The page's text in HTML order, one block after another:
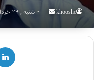
khooshe
Send
email
شنبه , 29 خرداد 1400
لینکدین